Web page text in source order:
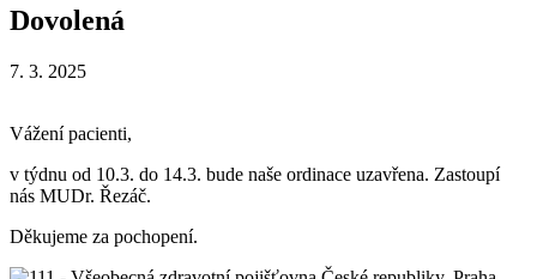
Dovolená
7. 3. 2025
Vážení pacienti,
v týdnu od 10.3. do 14.3. bude naše ordinace uzavřena. Zastoupí
nás MUDr. Řezáč.
Děkujeme za pochopení.